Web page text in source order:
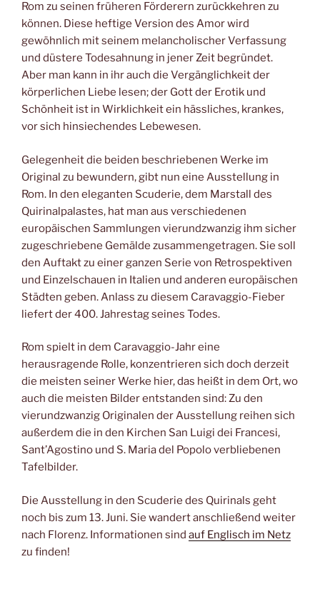
Rom zu seinen früheren Förderern zurückkehren zu
können. Diese heftige Version des Amor wird
gewöhnlich mit seinem melancholischer Verfassung
und düstere Todesahnung in jener Zeit begründet.
Aber man kann in ihr auch die Vergänglichkeit der
körperlichen Liebe lesen; der Gott der Erotik und
Schönheit ist in Wirklichkeit ein hässliches, krankes,
vor sich hinsiechendes Lebewesen.
Gelegenheit die beiden beschriebenen Werke im
Original zu bewundern, gibt nun eine Ausstellung in
Rom. In den eleganten Scuderie, dem Marstall des
Quirinalpalastes, hat man aus verschiedenen
europäischen Sammlungen vierundzwanzig ihm sicher
zugeschriebene Gemälde zusammengetragen. Sie soll
den Auftakt zu einer ganzen Serie von Retrospektiven
und Einzelschauen in Italien und anderen europäischen
Städten geben. Anlass zu diesem Caravaggio-Fieber
liefert der 400. Jahrestag seines Todes.
Rom spielt in dem Caravaggio-Jahr eine
herausragende Rolle, konzentrieren sich doch derzeit
die meisten seiner Werke hier, das heißt in dem Ort, wo
auch die meisten Bilder entstanden sind: Zu den
vierundzwanzig Originalen der Ausstellung reihen sich
außerdem die in den Kirchen San Luigi dei Francesi,
Sant’Agostino und S. Maria del Popolo verbliebenen
Tafelbilder.
Die Ausstellung in den Scuderie des Quirinals geht
noch bis zum 13. Juni. Sie wandert anschließend weiter
nach Florenz. Informationen sind auf Englisch im Netz
zu finden!